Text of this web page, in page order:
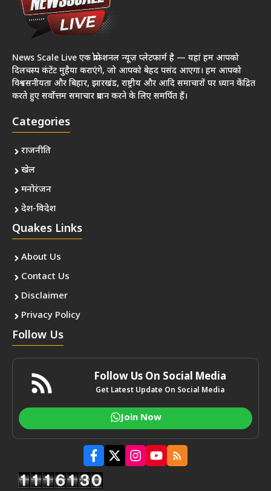
News Scale Live एक प्रोफेशनल न्यूज़ प्लेटफार्म है — यहां हम आपको
दिलचस्प कंटेंट मुहैया कराएंगे, जो आपको बेहद पसंद आएगा। हम आपको
विश्वसनीयता और बिहार, झारखंड, राष्ट्रीय और आदि समाचारों पर ध्यान केंद्रित
करते हुए सर्वोत्तम समाचार प्रदान करने के लिए समर्पित हैं।
Categories
राजनीति
खेल
मनोरंजन
देश-विदेश
Quakes Links
About Us
Contact Us
Disclaimer
Privacy Policy
Follow Us
Follow Us On Social Media
Get Latest Update On Social Media
Join Now